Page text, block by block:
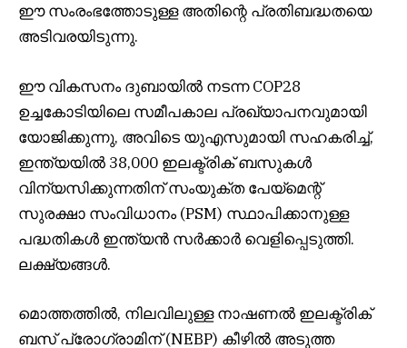
ഈ സംരംഭത്തോടുള്ള അതിന്റെ പ്രതിബദ്ധതയെ
അടിവരയിടുന്നു.
ഈ വികസനം ദുബായിൽ നടന്ന COP28
ഉച്ചകോടിയിലെ സമീപകാല പ്രഖ്യാപനവുമായി
യോജിക്കുന്നു, അവിടെ യുഎസുമായി സഹകരിച്ച്,
ഇന്ത്യയിൽ 38,000 ഇലക്ട്രിക് ബസുകൾ
വിന്യസിക്കുന്നതിന് സംയുക്ത പേയ്‌മെന്റ്
സുരക്ഷാ സംവിധാനം (PSM) സ്ഥാപിക്കാനുള്ള
പദ്ധതികൾ ഇന്ത്യൻ സർക്കാർ വെളിപ്പെടുത്തി.
ലക്ഷ്യങ്ങൾ.
മൊത്തത്തിൽ, നിലവിലുള്ള നാഷണൽ ഇലക്ട്രിക്
ബസ് പ്രോഗ്രാമിന് (NEBP) കീഴിൽ അടുത്ത